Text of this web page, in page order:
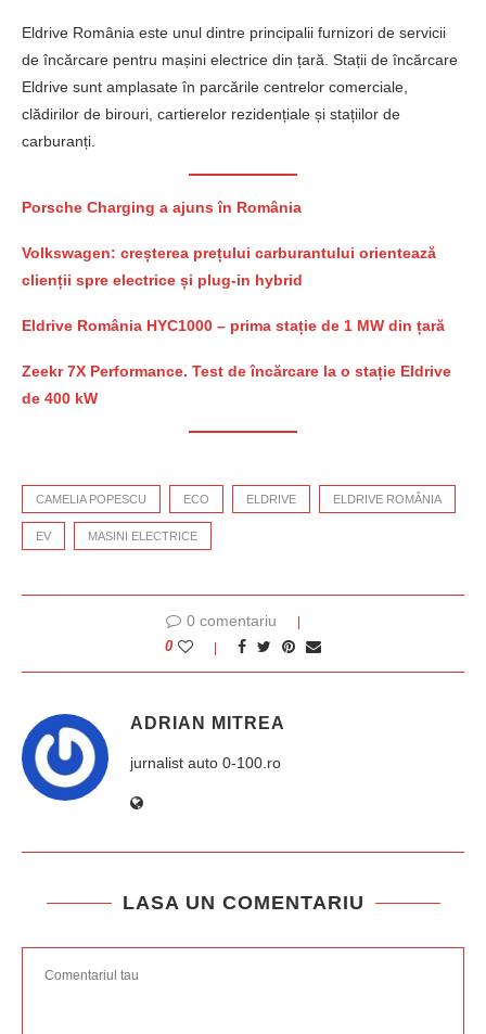
Eldrive România este unul dintre principalii furnizori de servicii
de încărcare pentru mașini electrice din țară. Stații de încărcare
Eldrive sunt amplasate în parcările centrelor comerciale,
clădirilor de birouri, cartierelor rezidențiale și stațiilor de
carburanți.
Porsche Charging a ajuns în România
Volkswagen: creșterea prețului carburantului orientează
clienții spre electrice și plug-in hybrid
Eldrive România HYC1000 – prima stație de 1 MW din țară
Zeekr 7X Performance. Test de încărcare la o stație Eldrive
de 400 kW
CAMELIA POPESCU ECO ELDRIVE ELDRIVE ROMÂNIA
EV MASINI ELECTRICE
0 comentariu
0
ADRIAN MITREA
jurnalist auto 0-100.ro
LASA UN COMENTARIU